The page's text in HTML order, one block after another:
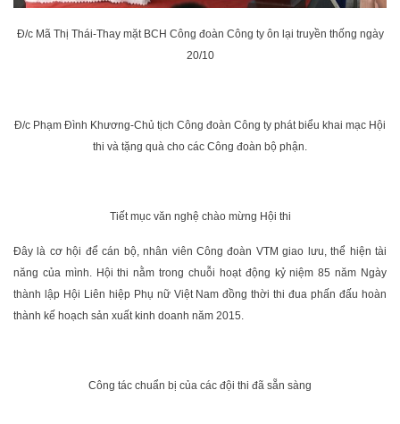
Đ/c Mã Thị Thái-Thay mặt BCH Công đoàn Công ty ôn lại truyền thống ngày
20/10
Đ/c Phạm Đình Khương-Chủ tịch Công đoàn Công ty phát biểu khai mạc Hội
thi và tặng quà cho các Công đoàn bộ phận.
Tiết mục văn nghệ chào mừng Hội thi
Đây là cơ hội để cán bộ, nhân viên Công đoàn VTM giao lưu, thể hiện tài
năng của mình. Hội thi nằm trong chuỗi hoạt động kỷ niệm 85 năm Ngày
thành lập Hội Liên hiệp Phụ nữ Việt Nam đồng thời thi đua phấn đấu hoàn
thành kế hoạch sản xuất kinh doanh năm 2015.
Công tác chuẩn bị của các đội thi đã sẵn sàng